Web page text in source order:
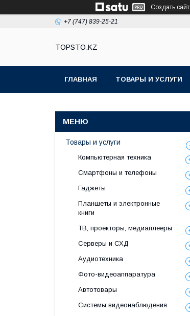
Создать сайт
+7 (747) 839-25-21
TOPSTO.KZ
ГЛАВНАЯ ТОВАРЫ И УСЛУГИ
Товары и услуги
Компьютерная техника
Смартфоны и телефоны
Гаджеты
Планшеты и электронные
книги
ТВ, проекторы, медиаплееры
Серверы и СХД
Аудиотехника
Фото-видеоаппаратура
Автотовары
Системы видеонаблюдения